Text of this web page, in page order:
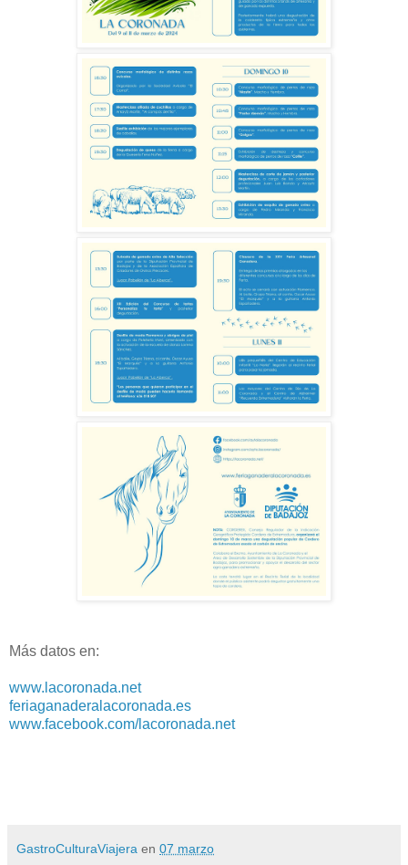
Más datos en:
www.lacoronada.net
feriaganaderalacoronada.es
www.facebook.com/lacoronada.net
GastroCulturaViajera en 07 marzo